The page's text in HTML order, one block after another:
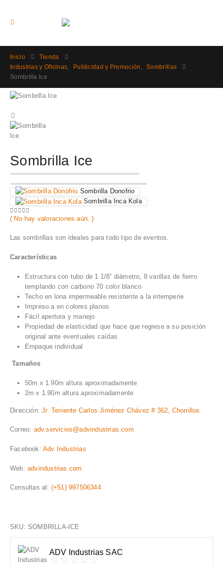
Inicio
Tienda
Industrias y Oficinas, Publicidad y Promoción , Sombrillas
Sombrilla Ice
Sombrilla Ice
Sombrilla Donofrio
Sombrilla Inca Kola
0 out of 5
( No hay valoraciones aún. )
Las sombrillas son ideales para todo tipo de eventos.
Características
Estructura con tubo de 1 1/8” diámetro, 8 varillas de fierro
templando con carbono 70 color blanco
Techo en lona impermeable resistente a la intemperie
Impreso a en colores planos
Fácil apertura y manejo
Propiedad de elasticidad que hace que regrese a su posición
original ante eventuales caídas
Empaque individual
Tamaños
50m x 1.90m altura aproximadamente
2m x 1.90m altura aproximadamente
Dirección:Jr. Teniente Carlos Jiménez Chávez # 362, Chorrillos
Correo: adv.servicios@advindustrias.com
Facebook: Adv Industrias
Web: advindustrias.com
Consultas al: (+51) 997506344
SKU: SOMBRILLA-ICE
ADV Industrias SAC